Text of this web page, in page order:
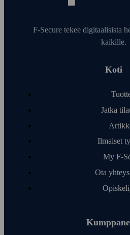
F‑Secure tekee digitaalisista
kaikille.
Koti
Jatka
Ilmaiset
My
Ota